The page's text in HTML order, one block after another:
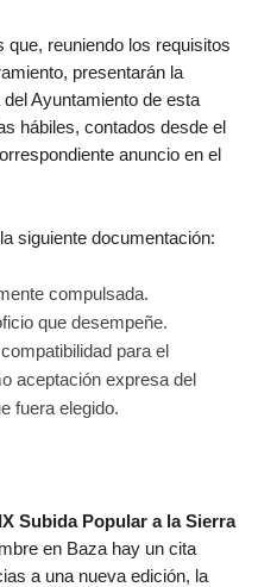
reuniendo los requisitos
presentarán la
Ayuntamiento de esta
hábiles, contados desde el
anuncio en el
siguiente documentación:
compulsada.
que desempeñe.
para el
aceptación expresa del
fuera elegido.
Subida Popular a la Sierra
en Baza hay un cita
a una nueva edición, la